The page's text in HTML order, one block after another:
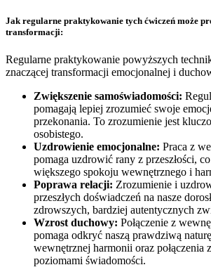
Jak regularne praktykowanie tych ćwiczeń może
transformacji:
Regularne praktykowanie powyższych
znaczącej transformacji emocjonalnej i
Zwiększenie samoświadomości:
pomagają lepiej zrozumieć swoje
przekonania. To zrozumienie jest
osobistego.
Uzdrowienie emocjonalne: Praca z
pomaga uzdrowić rany z przeszłości,
większego spokoju wewnętrznego i
Poprawa relacji: Zrozumienie i
przeszłych doświadczeń na nasze
zdrowszych, bardziej autentycznych
Wzrost duchowy: Połączenie z
pomaga odkryć naszą prawdziwą
wewnętrznej harmonii oraz połączenia
poziomami świadomości.